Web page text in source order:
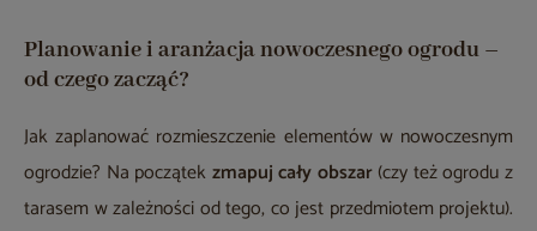
Planowanie i aranżacja nowoczesnego ogrodu –
od czego zacząć?
Jak zaplanować rozmieszczenie elementów w nowoczesnym
ogrodzie? Na początekzmapuj cały obszar(czy też ogrodu z
tarasem w zależności od tego, co jest przedmiotem projektu).